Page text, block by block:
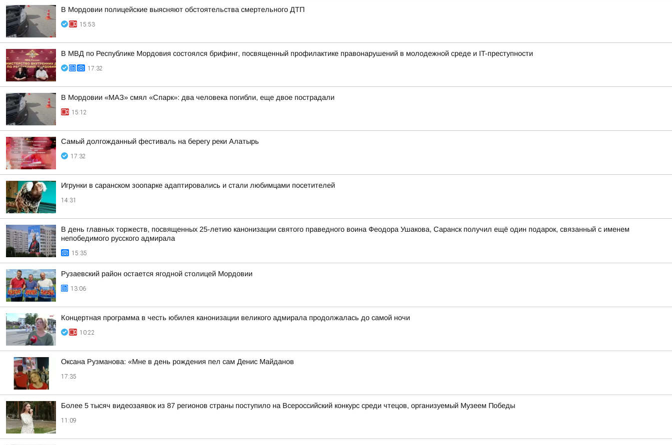
В Мордовии полицейские выясняют обстоятельства смертельного ДТП
15:53
В МВД по Республике Мордовия состоялся брифинг, посвященный профилактике правонарушений в молодежной среде и IT-преступности
17:32
В Мордовии «МАЗ» смял «Спарк»: два человека погибли, еще двое пострадали
15:12
Самый долгожданный фестиваль на берегу реки Алатырь
17:32
Игрунки в саранском зоопарке адаптировались и стали любимцами посетителей
14:31
В день главных торжеств, посвященных 25-летию канонизации святого праведного воина Феодора Ушакова, Саранск получил ещё один подарок, связанный с именем
непобедимого русского адмирала
15:35
Рузаевский район остается ягодной столицей Мордовии
13:06
Концертная программа в честь юбилея канонизации великого адмирала продолжалась до самой ночи
10:22
Оксана Рузманова: «Мне в день рождения пел сам Денис Майданов
17:35
Более 5 тысяч видеозаявок из 87 регионов страны поступило на Всероссийский конкурс среди чтецов, организуемый Музеем Победы
11:09